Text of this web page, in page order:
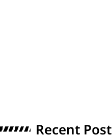
Recent Post